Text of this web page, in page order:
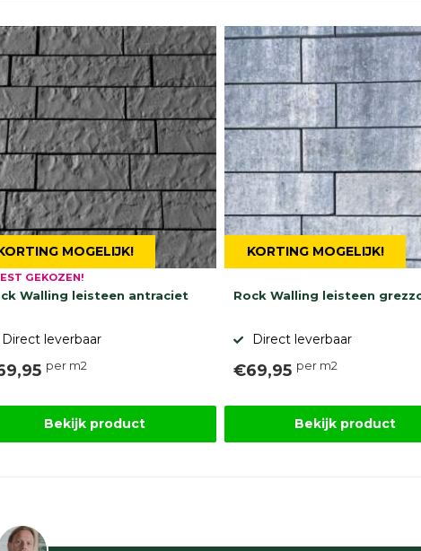
MOGELIJK!
GEKOZEN!
Walling leisteen antraciet
Direct leverbaar
per m2
Bekijk product
KORTING MOGELIJK!
Rock Walling leisteen
Direct leverbaar
€69,95 per m2
Bekijk product